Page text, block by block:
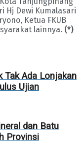
Hj Dewi Kumalasari
Ketua FKUB
lainnya. (*)
Tak Ada Lonjakan
Ujian
dan Batu
Provinsi